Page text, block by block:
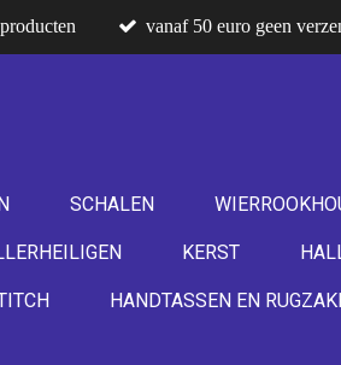
vanaf 50 euro geen
SCHALEN
KERST
HANDTASSEN EN